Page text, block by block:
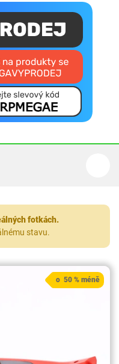
fotkách.
stavu.
o 50 % méně